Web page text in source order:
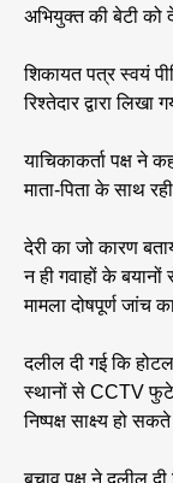
अभियुक्त की बेटी को
शिकायत पत्र स्वयं
रिश्तेदार द्वारा
याचिकाकर्ता पक्ष ने
माता-पिता के साथ
देरी का जो कारण
न ही गवाहों के
मामला दोषपूर्ण जांच
दलील दी गई कि
स्थानों से CCTV
निष्पक्ष साक्ष्य हो